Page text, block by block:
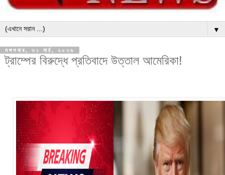
▼
মঙ্গলবার, ৩১ মার্চ, ২০২৬
ট্রাম্পের বিরুদ্ধে প্রতিবাদে উত্তাল আমেরিকা!